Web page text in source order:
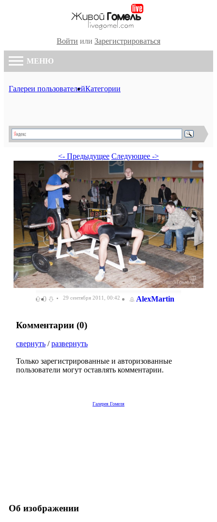
Войти или Зарегистрироваться
МЕНЮ
Галереи пользователейКатегории
<- Предыдущее Следующее ->
0 29 сентября 2011, 00:42 AlexMartin
Комментарии (0)
свернуть /развернуть
Только зарегистрированные и авторизованные
пользователи могут оставлять комментарии.
Галерея Гомеля
Об изображении